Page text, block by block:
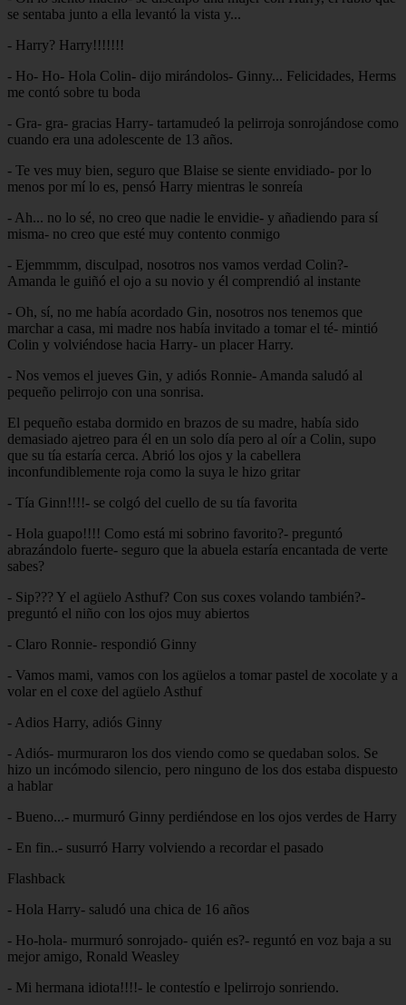
se sentaba junto a ella levantó la vista y...
- Harry? Harry!!!!!!!
- Ho- Ho- Hola Colin- dijo mirándolos- Ginny... Felicidades, Herms
me contó sobre tu boda
- Gra- gra- gracias Harry- tartamudeó la pelirroja sonrojándose como
cuando era una adolescente de 13 años.
- Te ves muy bien, seguro que Blaise se siente envidiado- por lo
menos por mí lo es, pensó Harry mientras le sonreía
- Ah... no lo sé, no creo que nadie le envidie- y añadiendo para sí
misma- no creo que esté muy contento conmigo
- Ejemmmm, disculpad, nosotros nos vamos verdad Colin?-
Amanda le guiñó el ojo a su novio y él comprendió al instante
- Oh, sí, no me había acordado Gin, nosotros nos tenemos que
marchar a casa, mi madre nos había invitado a tomar el té- mintió
Colin y volviéndose hacia Harry- un placer Harry.
- Nos vemos el jueves Gin, y adiós Ronnie- Amanda saludó al
pequeño pelirrojo con una sonrisa.
El pequeño estaba dormido en brazos de su madre, había sido
demasiado ajetreo para él en un solo día pero al oír a Colin, supo
que su tía estaría cerca. Abrió los ojos y la cabellera
inconfundiblemente roja como la suya le hizo gritar
- Tía Ginn!!!!- se colgó del cuello de su tía favorita
- Hola guapo!!!! Como está mi sobrino favorito?- preguntó
abrazándolo fuerte- seguro que la abuela estaría encantada de verte
sabes?
- Sip??? Y el agüelo Asthuf? Con sus coxes volando también?-
preguntó el niño con los ojos muy abiertos
- Claro Ronnie- respondió Ginny
- Vamos mami, vamos con los agüelos a tomar pastel de xocolate y a
volar en el coxe del agüelo Asthuf
- Adios Harry, adiós Ginny
- Adiós- murmuraron los dos viendo como se quedaban solos. Se
hizo un incómodo silencio, pero ninguno de los dos estaba dispuesto
a hablar
- Bueno...- murmuró Ginny perdiéndose en los ojos verdes de Harry
- En fin..- susurró Harry volviendo a recordar el pasado
Flashback
- Hola Harry- saludó una chica de 16 años
- Ho-hola- murmuró sonrojado- quién es?- reguntó en voz baja a su
mejor amigo, Ronald Weasley
- Mi hermana idiota!!!!- le contestío e lpelirrojo sonriendo.